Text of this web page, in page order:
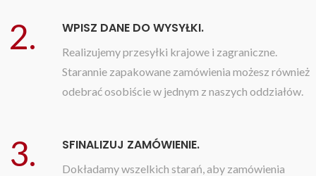
2. WPISZ DANE DO WYSYŁKI.
Realizujemy przesyłki krajowe i zagraniczne.
Starannie zapakowane zamówienia możesz również
odebrać osobiście w jednym z naszych oddziałów.
3. SFINALIZUJ ZAMÓWIENIE.
Dokładamy wszelkich starań, aby zamówienia